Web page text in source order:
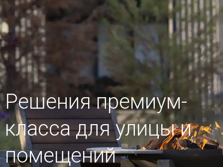
Решения премиум-
класса для улицыи
помещений